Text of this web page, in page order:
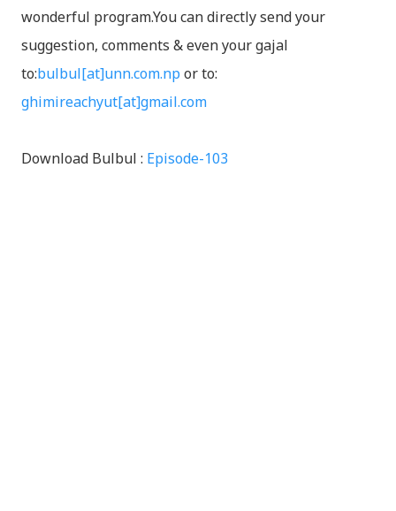
wonderful program.You can directly send your
suggestion, comments & even your gajal
to:bulbul[at]unn.com.np or to:
ghimireachyut[at]gmail.com
Download Bulbul : Episode-103